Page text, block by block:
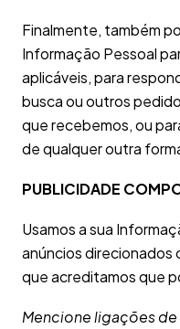
Finalmente, também
Informação Pessoal
aplicáveis, para
busca ou outros
que recebemos, ou
de qualquer outra
PUBLICIDADE
Usamos a sua
anúncios direcionados
que acreditamos que
Mencione ligações